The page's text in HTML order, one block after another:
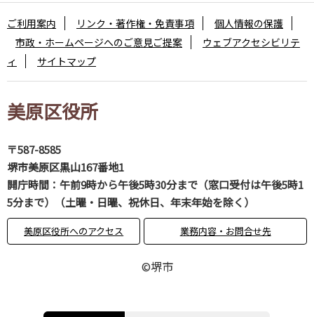
美原区役所
〒587-8585
堺市美原区黒山167番地1
開庁時間：午前9時から午後5時30分まで（窓口受付は午後5時1
5分まで）（土曜・日曜、祝休日、年末年始を除く）
美原区役所へのアクセス 業務内容・お問合せ先
ご利用案内 リンク・著作権・免責事項
個人情報の保護
市政・ホームページへのご意見ご提案
ウェブアクセシビリテ
ィ
サイトマップ
©堺市